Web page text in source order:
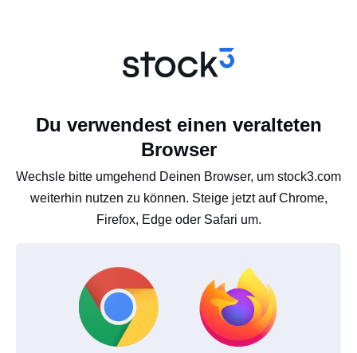
Du verwendest einen veralteten
Browser
Wechsle bitte umgehend Deinen Browser, um stock3.com
weiterhin nutzen zu können. Steige jetzt auf Chrome,
Firefox, Edge oder Safari um.